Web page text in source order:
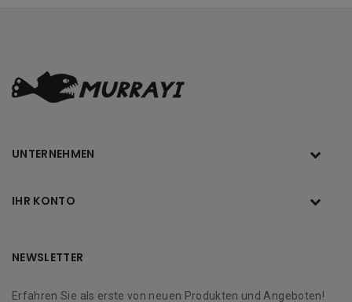
UNTERNEHMEN
IHR KONTO
NEWSLETTER
Erfahren Sie als erste von neuen Produkten und Angeboten!